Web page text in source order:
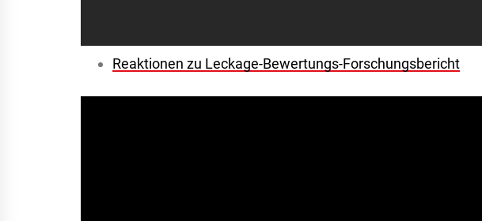
Reaktionen zu Leckage-Bewertungs-Forschungsbericht